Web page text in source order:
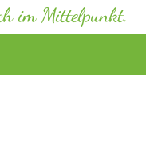
im Mittelpunkt.